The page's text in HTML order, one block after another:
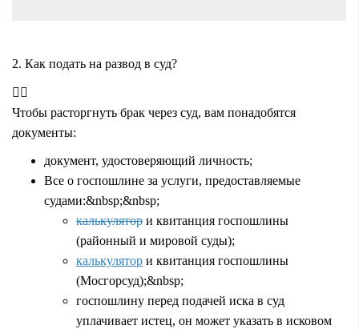
2. Как подать на развод в суд?
Чтобы расторгнуть брак через суд, вам понадобятся
документы:
документ, удостоверяющий личность;
Все о госпошлине за услуги, предоставляемые
судами:&nbsp;&nbsp;
калькулятор и квитанция госпошлины
(районный и мировой суды);
калькулятор и квитанция госпошлины
(Мосгорсуд);&nbsp;
госпошлину перед подачей иска в суд
уплачивает истец, он может указать в исковом